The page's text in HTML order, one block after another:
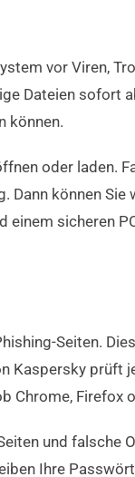
vor Viren,
Dateien sofort
können.
oder laden.
können
sicheren
Seiten.
Kaspersky prüft
Chrome, Firefox
und falsche
Ihre